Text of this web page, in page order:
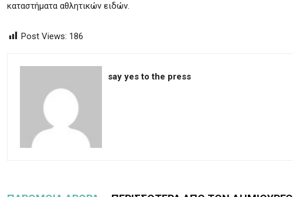
καταστήματα αθλητικών ειδών.
Post Views: 186
say yes to the press